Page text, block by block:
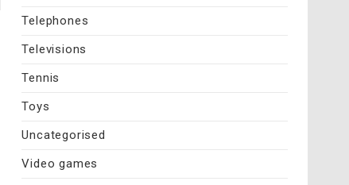
Telephones
Televisions
Tennis
Toys
Uncategorised
Video games